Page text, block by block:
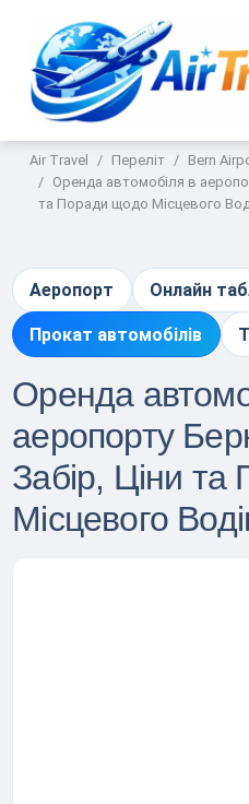
Air Travel Переліт
Bern
Оренда автомобіля в
та Поради щодо Місцевого
Аеропорт Онлайн
Прокат автомобілів
Оренда
аеропорту
Забір, Ціни
Місцевого